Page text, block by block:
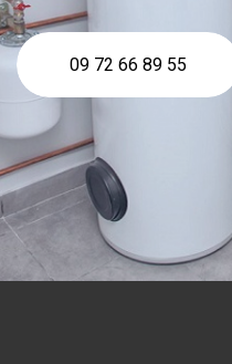
09 72 66 89 55